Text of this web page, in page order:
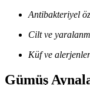
Antibakteriyel
Cilt ve
Küf ve
Gümüş